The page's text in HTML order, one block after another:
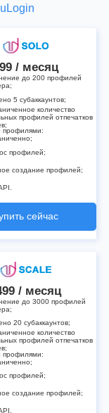
/ месяц
до 200 профилей
5 субаккаунтов;
количество
профилей отпечатков
профилями:
профилей;
создание профилей;
сейчас
/ месяц
до 3000 профилей
20 субаккаунтов;
количество
профилей отпечатков
профилями:
профилей;
создание профилей;